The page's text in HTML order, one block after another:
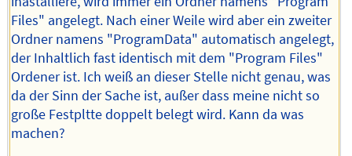
Files" angelegt. Nach einer Weile wird aber ein zweiter
Ordner namens "ProgramData" automatisch angelegt,
der Inhaltlich fast identisch mit dem "Program Files"
Ordener ist. Ich weiß an dieser Stelle nicht genau, was
da der Sinn der Sache ist, außer dass meine nicht so
große Festpltte doppelt belegt wird. Kann da was
machen?